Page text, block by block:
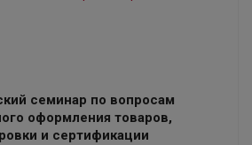
семинар по вопросам
оформления товаров,
и сертификации